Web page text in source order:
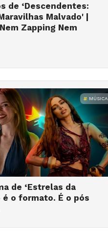
de ‘Descendentes:
Malvado' |
Zapping Nem
MÚSICA
de ‘Estrelas da
é o formato. É o pós